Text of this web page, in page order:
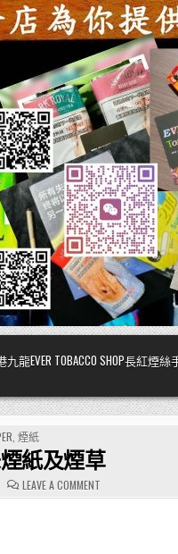
九龍EVER TOBACCO SHOP長紅
,煙紙
紙及煙草
LEAVE A COMMENT
果